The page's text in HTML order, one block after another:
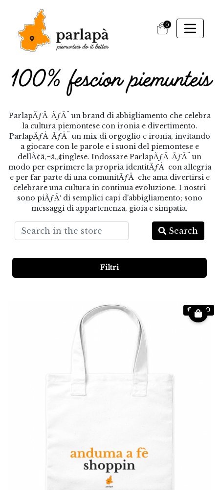
0
ParlapÃƒÂ ÃƒÂ¨ un brand di abbigliamento che celebra
la cultura piemontese con ironia e divertimento.
ParlapÃƒÂ ÃƒÂ¨ un mix di orgoglio e ironia, invitando
a giocare con le parole e i suoni del piemontese e
dellÃ¢â‚¬â„¢inglese. Indossare ParlapÃƒÂ ÃƒÂ¨ un
modo per esprimere la propria identitÃƒÂ con allegria
e per far parte di una comunitÃƒÂ che ama divertirsi e
celebrare una cultura in continua evoluzione. I nostri
sono piÃƒÂ¹ di semplici capi d'abbigliamento; sono
messaggi di appartenenza, gioia e simpatia.
Search
€ 25.00
Filtri